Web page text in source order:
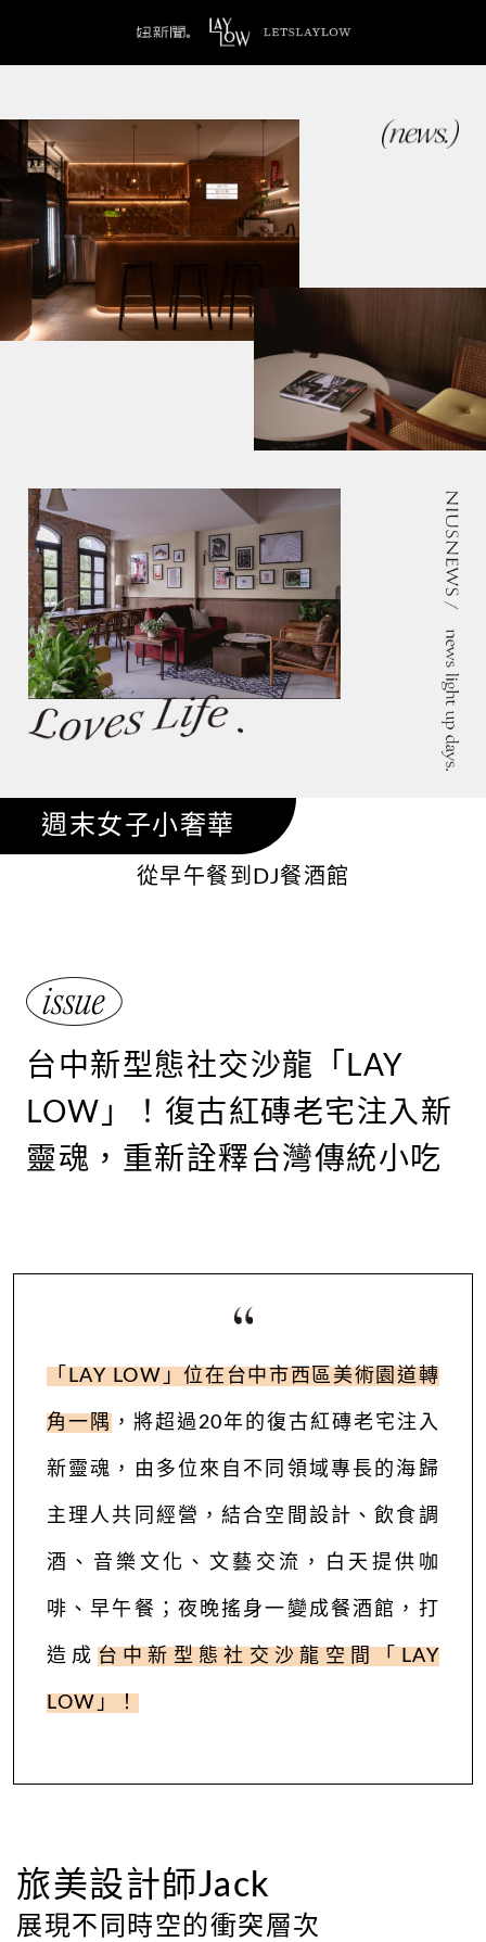
週末女子小奢華
從早午餐到DJ餐酒館
台中新型態社交沙龍「LAY
LOW」！復古紅磚老宅注入新
靈魂，重新詮釋台灣傳統小吃
「 LAY LOW 」位在台中市西區美術園道轉
角一隅 ，將超過20年的復古紅磚老宅注入
新靈魂，由多位來自不同領域專長的海歸
主理人共同經營，結合空間設計、飲食調
酒、音樂文化、文藝交流，白天提供咖
啡、早午餐；夜晚搖身一變成餐酒館，打
造成 台中新型態社交沙龍空間「 LAY
LOW 」！
旅美設計師Jack
展現不同時空的衝突層次